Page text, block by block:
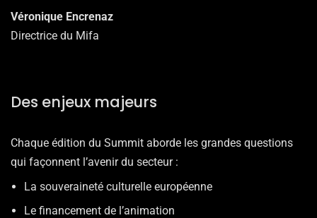
Véronique Encrenaz
Directrice du Mifa
Des enjeux majeurs
Chaque édition du Summit aborde les grandes questions
qui façonnent l’avenir du secteur :
La souveraineté culturelle européenne
Le financement de l’animation